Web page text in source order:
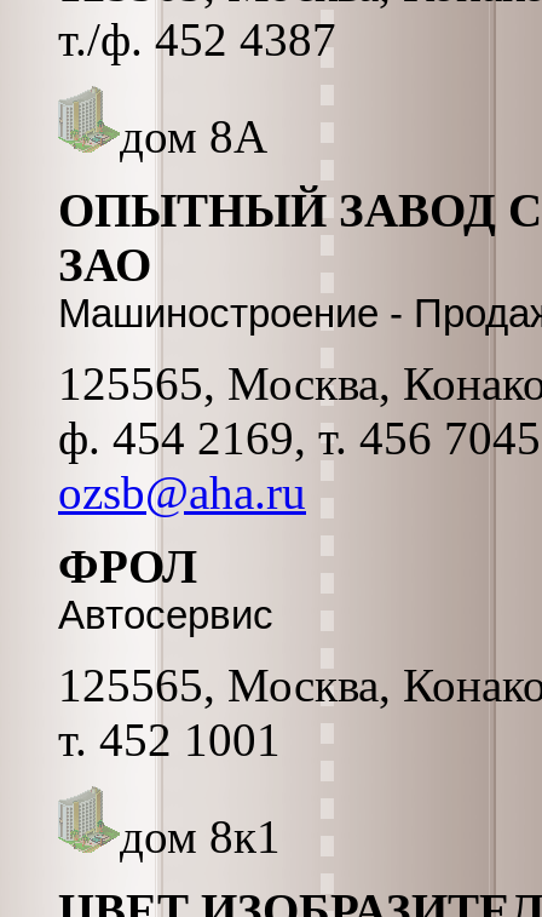
т./ф. 452 4387
дом 8А
ОПЫТНЫЙ ЗАВОД
ЗАО
Машиностроение -
125565, Москва,
ф. 454 2169, т. 456
ozsb@aha.ru
ФРОЛ
Автосервис
125565, Москва,
т. 452 1001
дом 8к1